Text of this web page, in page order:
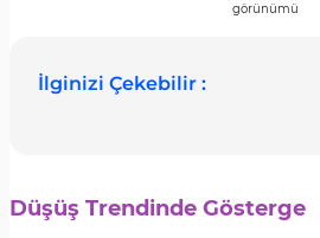
görünümü
İlginizi Çekebilir :
Düşüş Trendinde Gösterge